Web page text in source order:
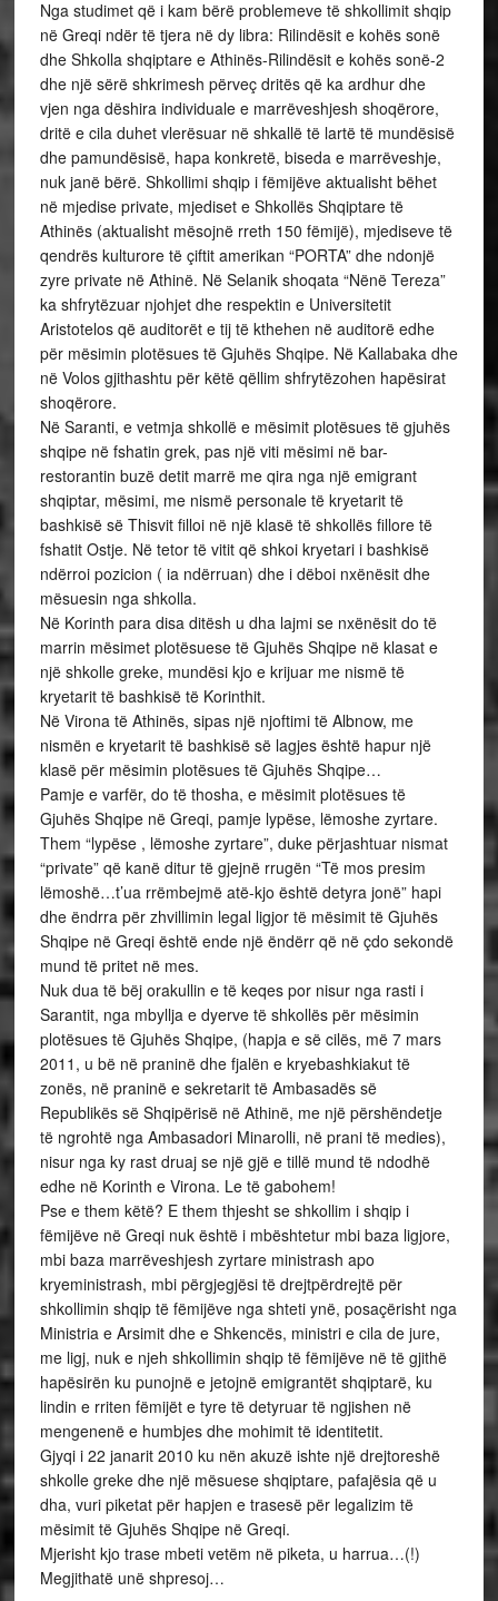
Nga studimet që i kam bërë problemeve të shkollimit shqip
në Greqi ndër të tjera në dy libra: Rilindësit e kohës sonë
dhe Shkolla shqiptare e Athinës-Rilindësit e kohës sonë-2
dhe një sërë shkrimesh përveç dritës që ka ardhur dhe
vjen nga dëshira individuale e marrëveshjesh shoqërore,
dritë e cila duhet vlerësuar në shkallë të lartë të mundësisë
dhe pamundësisë, hapa konkretë, biseda e marrëveshje,
nuk janë bërë. Shkollimi shqip i fëmijëve aktualisht bëhet
në mjedise private, mjediset e Shkollës Shqiptare të
Athinës (aktualisht mësojnë rreth 150 fëmijë), mjediseve të
qendrës kulturore të çiftit amerikan “PORTA” dhe ndonjë
zyre private në Athinë. Në Selanik shoqata “Nënë Tereza”
ka shfrytëzuar njohjet dhe respektin e Universitetit
Aristotelos që auditorët e tij të kthehen në auditorë edhe
për mësimin plotësues të Gjuhës Shqipe. Në Kallabaka dhe
në Volos gjithashtu për këtë qëllim shfrytëzohen hapësirat
shoqërore.
Në Saranti, e vetmja shkollë e mësimit plotësues të gjuhës
shqipe në fshatin grek, pas një viti mësimi në bar-
restorantin buzë detit marrë me qira nga një emigrant
shqiptar, mësimi, me nismë personale të kryetarit të
bashkisë së Thisvit filloi në një klasë të shkollës fillore të
fshatit Ostje. Në tetor të vitit që shkoi kryetari i bashkisë
ndërroi pozicion ( ia ndërruan) dhe i dëboi nxënësit dhe
mësuesin nga shkolla.
Në Korinth para disa ditësh u dha lajmi se nxënësit do të
marrin mësimet plotësuese të Gjuhës Shqipe në klasat e
një shkolle greke, mundësi kjo e krijuar me nismë të
kryetarit të bashkisë të Korinthit.
Në Virona të Athinës, sipas një njoftimi të Albnow, me
nismën e kryetarit të bashkisë së lagjes është hapur një
klasë për mësimin plotësues të Gjuhës Shqipe…
Pamje e varfër, do të thosha, e mësimit plotësues të
Gjuhës Shqipe në Greqi, pamje lypëse, lëmoshe zyrtare.
Them “lypëse , lëmoshe zyrtare”, duke përjashtuar nismat
“private” që kanë ditur të gjejnë rrugën “Të mos presim
lëmoshë…t’ua rrëmbejmë atë-kjo është detyra jonë” hapi
dhe ëndrra për zhvillimin legal ligjor të mësimit të Gjuhës
Shqipe në Greqi është ende një ëndërr që në çdo sekondë
mund të pritet në mes.
Nuk dua të bëj orakullin e të keqes por nisur nga rasti i
Sarantit, nga mbyllja e dyerve të shkollës për mësimin
plotësues të Gjuhës Shqipe, (hapja e së cilës, më 7 mars
2011, u bë në praninë dhe fjalën e kryebashkiakut të
zonës, në praninë e sekretarit të Ambasadës së
Republikës së Shqipërisë në Athinë, me një përshëndetje
të ngrohtë nga Ambasadori Minarolli, në prani të medies),
nisur nga ky rast druaj se një gjë e tillë mund të ndodhë
edhe në Korinth e Virona. Le të gabohem!
Pse e them këtë? E them thjesht se shkollim i shqip i
fëmijëve në Greqi nuk është i mbështetur mbi baza ligjore,
mbi baza marrëveshjesh zyrtare ministrash apo
kryeministrash, mbi përgjegjësi të drejtpërdrejtë për
shkollimin shqip të fëmijëve nga shteti ynë, posaçërisht nga
Ministria e Arsimit dhe e Shkencës, ministri e cila de jure,
me ligj, nuk e njeh shkollimin shqip të fëmijëve në të gjithë
hapësirën ku punojnë e jetojnë emigrantët shqiptarë, ku
lindin e rriten fëmijët e tyre të detyruar të ngjishen në
mengenenë e humbjes dhe mohimit të identitetit.
Gjyqi i 22 janarit 2010 ku nën akuzë ishte një drejtoreshë
shkolle greke dhe një mësuese shqiptare, pafajësia që u
dha, vuri piketat për hapjen e trasesë për legalizim të
mësimit të Gjuhës Shqipe në Greqi.
Mjerisht kjo trase mbeti vetëm në piketa, u harrua…(!)
Megjithatë unë shpresoj…